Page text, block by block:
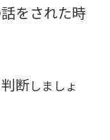
をされた時
断しましょ